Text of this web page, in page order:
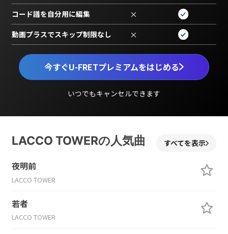
今すぐU-FRETプレミアムをはじめる
いつでもキャンセルできます
コード譜を自分用に編集 ×
動画プラスでスキップ制限なし ×
LACCO TOWERの人気曲 すべてを表示
夜明前
LACCO TOWER
若者
LACCO TOWER